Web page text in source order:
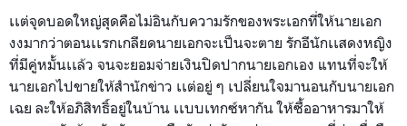
เเต่จุดบอดใหญ่สุดคือไม่อินกับความรักของพระเอกที่ให้นายเอก
งงมากว่าตอนเเรกเกลียดนายเอกจะเป็นจะตาย รักอีนักเเสดงหญิง
ที่มีคู่หมั้นเเล้ว จนจะยอมจ่ายเงินปิดปากนายเอกเอง แทนที่จะให้
นายเอกไปขายให้สำนักข่าว เเต่อยู่ ๆ เปลี่ยนใจมานอนกับนายเอก
เฉย ละให้อภิสิทธิ์อยู่ในบ้าน เเบบเทกซ์หากัน ให้ซื้ออาหารมาให้